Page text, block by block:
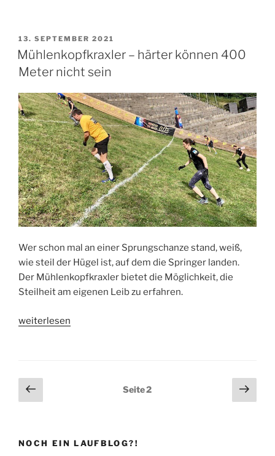
sterben“
VERÖFFENTLICHT
AM
13. SEPTEMBER 2021
Mühlenkopfkraxler – härter können 400
Meter nicht sein
Wer schon mal an einer Sprungschanze stand, weiß,
wie steil der Hügel ist, auf dem die Springer landen.
Der Mühlenkopfkraxler bietet die Möglichkeit, die
Steilheit am eigenen Leib zu erfahren.
„Mühlenkopfkraxler
400
Meter
weiterlesen
Seitennummerierung
der
Vorherige
Seite
Seite2
NOCH EIN LAUFBLOG?!